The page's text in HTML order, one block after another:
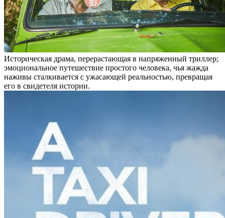
Историческая драма, перерастающая в напряженный триллер;
эмоциональное путешествие простого человека, чья жажда
наживы сталкивается с ужасающей реальностью, превращая
его в свидетеля истории.